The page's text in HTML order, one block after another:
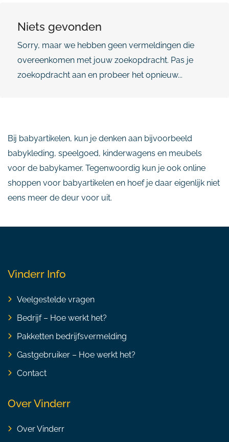
Niets gevonden
Sorry, maar we hebben geen vermeldingen die
overeenkomen met jouw zoekopdracht. Pas je
zoekopdracht aan en probeer het opnieuw...
Bij babyartikelen, kun je denken aan bijvoorbeeld
babykleding, speelgoed, kinderwagens en meubels
voor de babykamer. Tegenwoordig kun je ook online
shoppen voor babyartikelen en hoef je daar eigenlijk niet
eens meer de deur voor uit.
Vinderr Info
Veelgestelde vragen
Bedrijf – Hoe werkt het?
Pakketten bedrijfsvermelding
Gastgebruiker – Hoe werkt het?
Contact
Over Vinderr
Over Vinderr